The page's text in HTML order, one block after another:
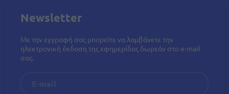
Newsletter
Με την εγγραφή σας μπορείτε να λαμβάνετε την
ηλεκτρονική έκδοση της εφημερίδας δωρεάν στο e-mail
σας.